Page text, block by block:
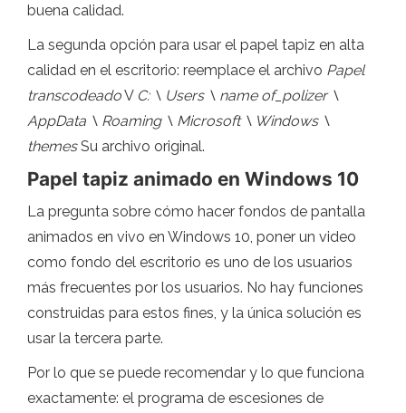
buena calidad.
La segunda opción para usar el papel tapiz en alta
calidad en el escritorio: reemplace el archivo Papel
transcodeadoV C: \ Users \ name of_polizer \
AppData \ Roaming \ Microsoft \ Windows \
themesSu archivo original.
Papel tapiz animado en Windows 10
La pregunta sobre cómo hacer fondos de pantalla
animados en vivo en Windows 10, poner un video
como fondo del escritorio es uno de los usuarios
más frecuentes por los usuarios. No hay funciones
construidas para estos fines, y la única solución es
usar la tercera parte.
Por lo que se puede recomendar y lo que funciona
exactamente: el programa de escesiones de